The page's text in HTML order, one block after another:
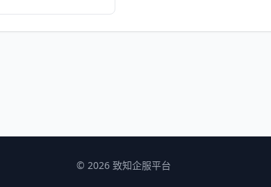
© 2026 致知企服平台